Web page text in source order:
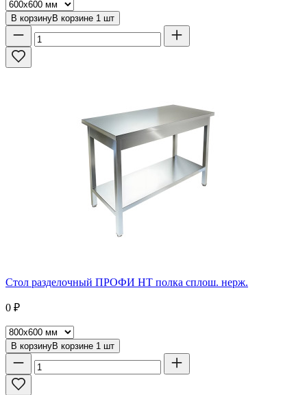
В корзинуВ корзине 1 шт
Стол разделочный ПРОФИ НТ полка сплош. нерж.
0 ₽
В корзинуВ корзине 1 шт